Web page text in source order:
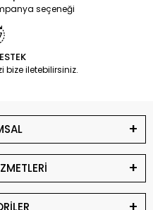
seçeneği
bize iletebilirsiniz.